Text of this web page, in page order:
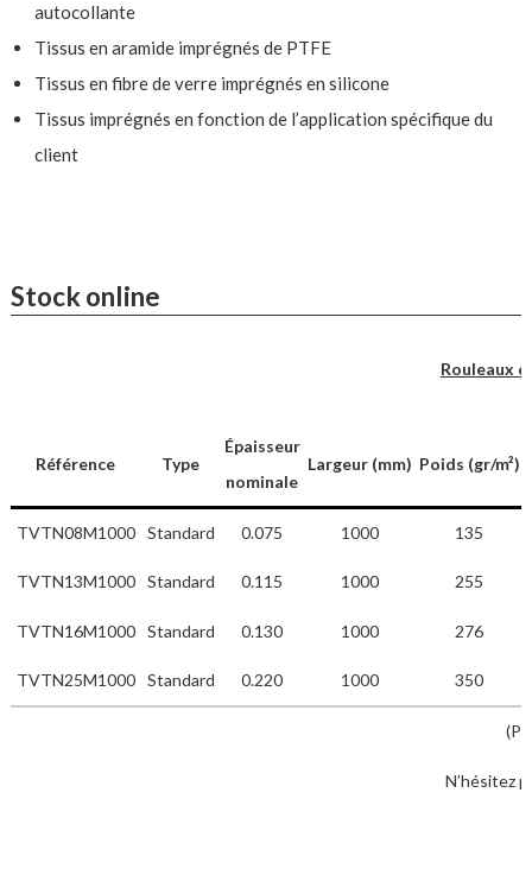
autocollante
Tissus en aramide imprégnés de PTFE
Tissus en fibre de verre imprégnés en silicone
Tissus imprégnés en fonction de l’application spécifique du
client
Stock online
Rouleaux
N’hésitez
Référence Type
Épaisseur
nominale
Largeur (mm) Poids (gr/m²)
TVTN08M1000 Standard 0.075 1000 135
TVTN13M1000 Standard 0.115 1000 255
TVTN16M1000 Standard 0.130 1000 276
TVTN25M1000 Standard 0.220 1000 350